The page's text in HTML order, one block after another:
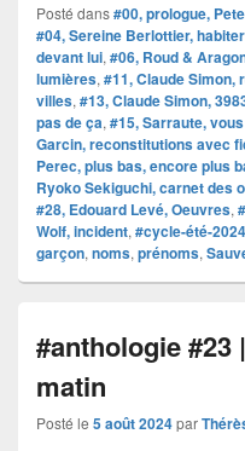
Posté dans#00, prologue,
#04, Sereine Berlottier, habiter
devant lui, #06, Roud &
lumières, #11, Claude Simon,
villes, #13, Claude Simon,
pas de ça, #15, Sarraute,
Garcin, reconstitutions avec
Perec, plus bas, encore plus
Ryoko Sekiguchi, carnet des
#28, Edouard Levé, Oeuvres,
Wolf, incident, #cycle-été-2024
garçon, noms, prénoms,
#anthologie #23
matin
Posté le 5 août 2024par